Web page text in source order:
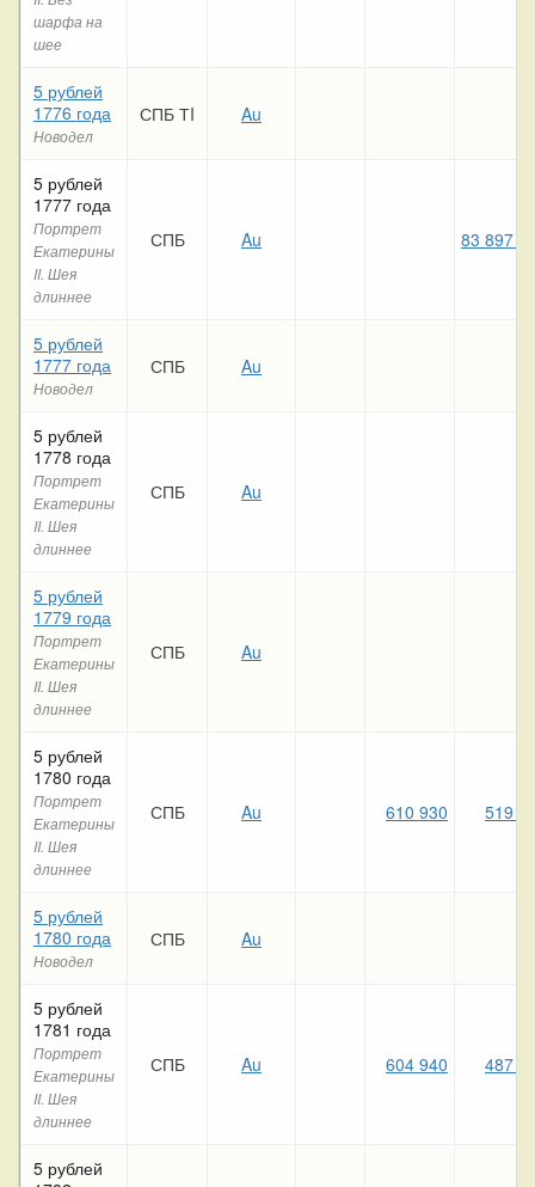
шарфа на
шее
5 рублей
1776 года
Новодел
СПБ ТI Au
5 рублей
1777 года
Портрет
Екатерины
II. Шея
длиннее
СПБ Au 83 897
5 рублей
1777 года
Новодел
СПБ Au
5 рублей
1778 года
Портрет
Екатерины
II. Шея
длиннее
СПБ Au
5 рублей
1779 года
Портрет
Екатерины
II. Шея
длиннее
СПБ Au
5 рублей
1780 года
Портрет
Екатерины
II. Шея
длиннее
СПБ Au 610 930 519
5 рублей
1780 года
Новодел
СПБ Au
5 рублей
1781 года
Портрет
Екатерины
II. Шея
длиннее
СПБ Au 604 940 487
5 рублей